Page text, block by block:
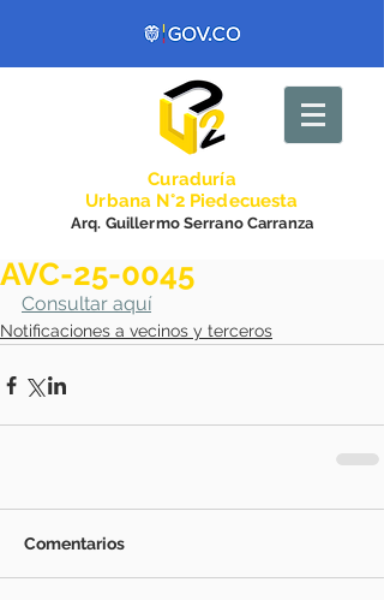
Curaduría
Urbana N°2 Piedecuesta
Arq. Guillermo Serrano Carranza
AVC-25-0045
Consultar aquí
Notificaciones a vecinos y terceros
Comentarios